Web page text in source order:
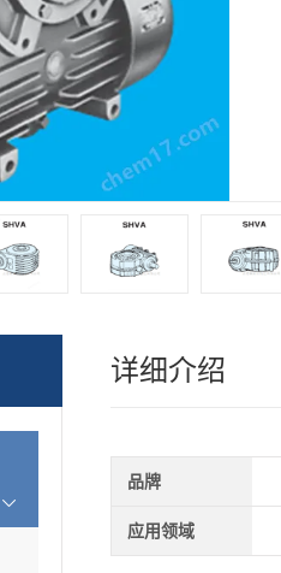
详细介绍
品牌
应用领域